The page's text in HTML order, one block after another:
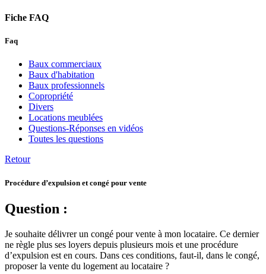
Fiche FAQ
Faq
Baux commerciaux
Baux d'habitation
Baux professionnels
Copropriété
Divers
Locations meublées
Questions-Réponses en vidéos
Toutes les questions
Retour
Procédure d’expulsion et congé pour vente
Question :
Je souhaite délivrer un congé pour vente à mon locataire. Ce dernier
ne règle plus ses loyers depuis plusieurs mois et une procédure
d’expulsion est en cours. Dans ces conditions, faut-il, dans le congé,
proposer la vente du logement au locataire ?